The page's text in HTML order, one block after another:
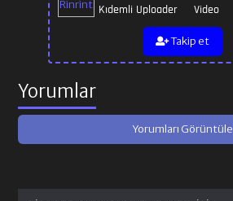
Kıdemli Uploader Video
Takip et
Yorumlar
Yorumları Görüntüle